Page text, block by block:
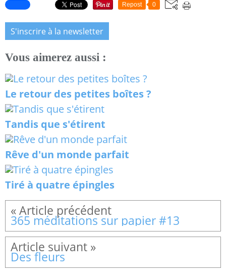
Repost 0
S'inscrire à la newsletter
Vous aimerez aussi :
Le retour des petites boîtes ?
Tandis que s'étirent
Rêve d'un monde parfait
Tiré à quatre épingles
365 méditations sur papier #13
Des fleurs